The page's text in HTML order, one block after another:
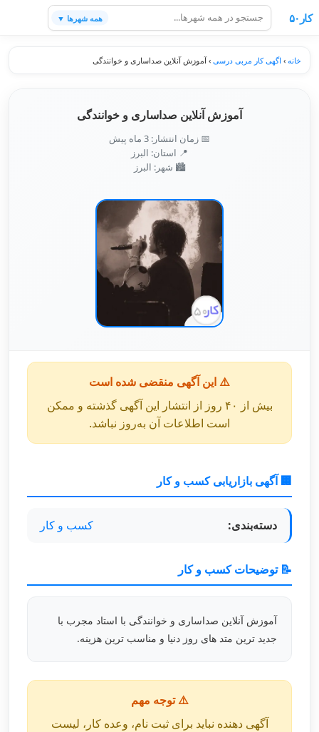
کار۵۰ همه شهرها ▼
خانه › اگهی کار مربی درسی ›آموزش آنلاین صداساری و خوانندگی
آموزش آنلاین صداساری و خوانندگی
📅 زمان انتشار: 3 ماه پیش
📍 استان: البرز
🏙️ شهر: البرز
⚠️ این آگهی منقضی شده است
بیش از ۴۰ روز از انتشار این آگهی گذشته و ممکن
است اطلاعات آن به‌روز نباشد.
🏢 آگهی بازاریابی کسب و کار
دسته‌بندی: کسب و کار
📝 توضیحات کسب و کار
آموزش آنلاین صداساری و خوانندگی با استاد مجرب با
جدید ترین متد های روز دنیا و مناسب ترین هزینه.
⚠️ توجه مهم
آگهی دهنده نباید برای ثبت نام، وعده کار، لیست